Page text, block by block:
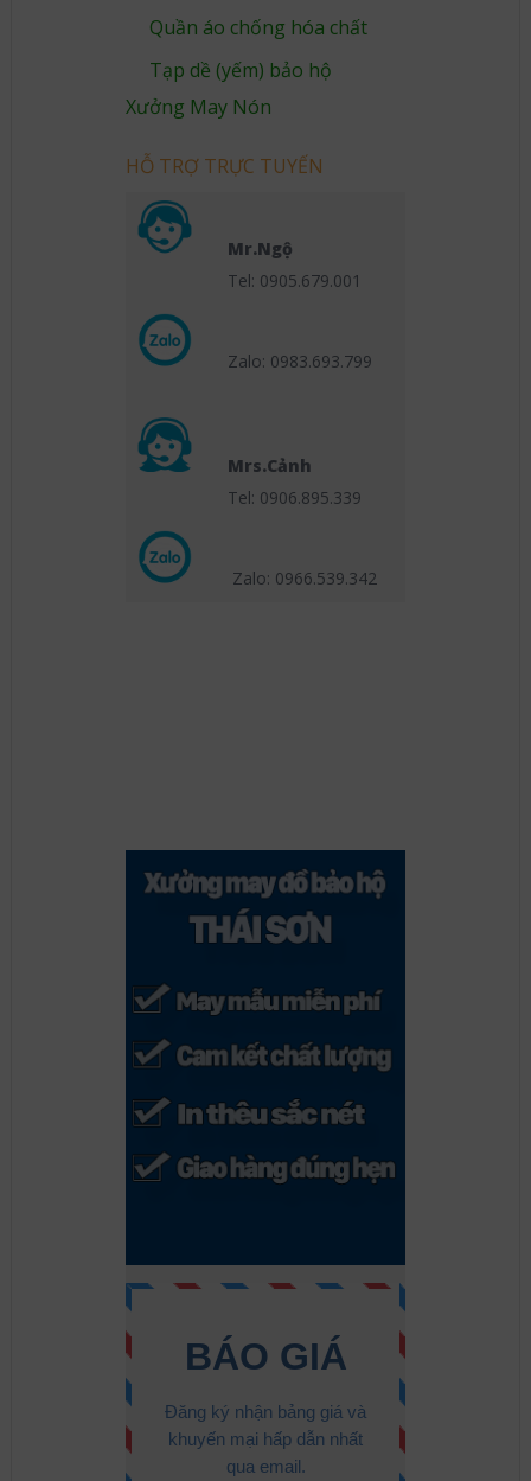
Quần áo chống hóa chất
Tạp dề (yếm) bảo hộ
Xưởng May Nón
HỖ TRỢ TRỰC TUYẾN
Mr.Ngộ
Tel: 0905.679.001
Zalo: 0983.693.799
Mrs.Cảnh
Tel: 0906.895.339
Zalo: 0966.539.342